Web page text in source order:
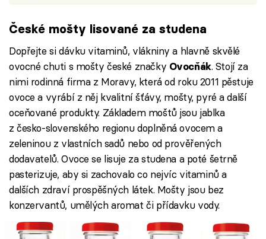
České mošty lisované za studena
Dopřejte si dávku vitaminů, vlákniny a hlavně skvělé
ovocné chuti s mošty české značky Ovocňák. Stojí za
nimi rodinná firma z Moravy, která od roku 2011 pěstuje
ovoce a vyrábí z něj kvalitní šťávy, mošty, pyré a další
oceňované produkty. Základem moštů jsou jablka
z česko-slovenského regionu doplněná ovocem a
zeleninou z vlastních sadů nebo od prověřených
dodavatelů. Ovoce se lisuje za studena a poté šetrně
pasterizuje, aby si zachovalo co nejvíc vitaminů a
dalších zdraví prospěšných látek. Mošty jsou bez
konzervantů, umělých aromat či přídavku vody.